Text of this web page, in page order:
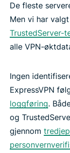
De fleste
Men vi har
TrustedServer-
alle VPN-
Ingen
ExpressVPN
loggføring.
og
gjennom